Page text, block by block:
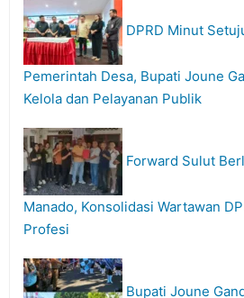
DPRD Minut
Pemerintah Desa, Bupati Joune
Kelola dan Pelayanan Publik
Forward Sulut
Manado, Konsolidasi Wartawan
Profesi
Bupati Joune